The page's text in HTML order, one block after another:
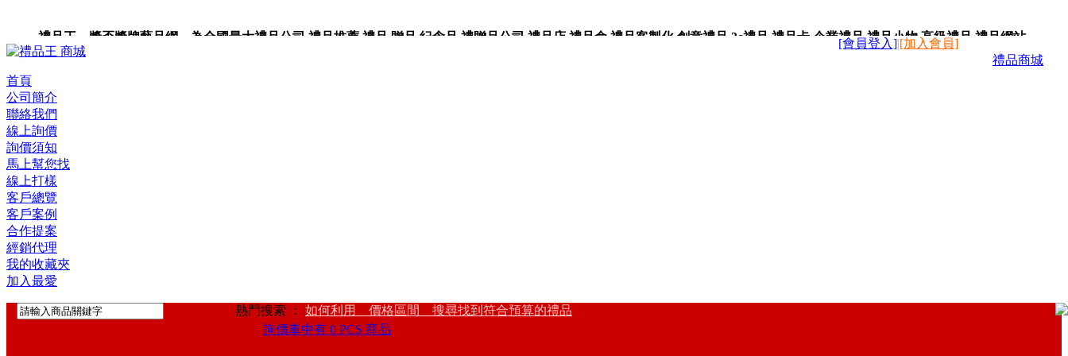
禮品王 獎盃獎牌藝品網 為全國最大禮品公司,禮品推薦,禮品,贈品,紀念品,禮贈品公司,禮品店,禮品盒,禮品客製化,創意禮品,3c禮品,禮品卡,企業禮品,禮品小物,高級禮品,禮品網站。
禮品商城
[會員登入]|[加入會員]
首頁
公司簡介
聯絡我們
線上詢價
詢價須知
馬上幫您找
線上打樣
客戶總覽
客戶案例
合作提案
經銷代理
我的收藏夾
加入最愛
熱門搜索 ： 如何利用 價格區間 搜尋找到符合預算的禮品
詢價車中有 0 PCS 商品